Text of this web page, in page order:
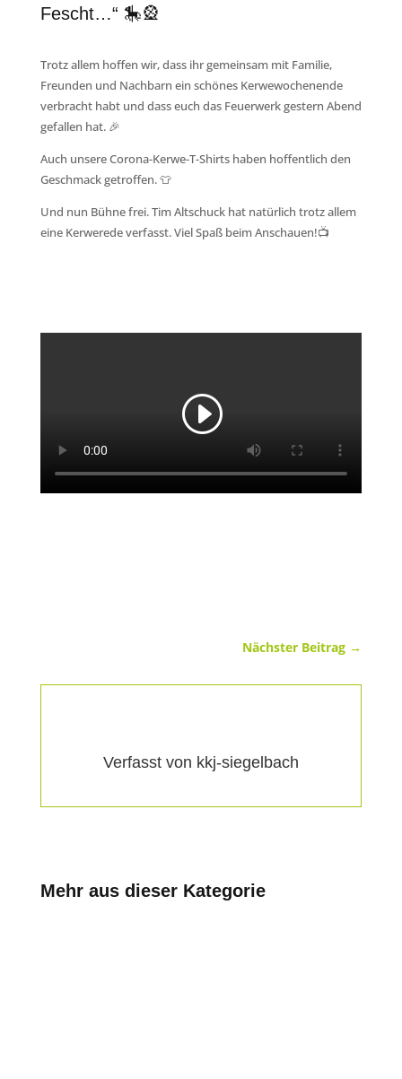
Fescht…“ 🎠🎡
Trotz allem hoffen wir, dass ihr gemeinsam mit Familie,
Freunden und Nachbarn ein schönes Kerwewochenende
verbracht habt und dass euch das Feuerwerk gestern Abend
gefallen hat. 🎉
Auch unsere Corona-Kerwe-T-Shirts haben hoffentlich den
Geschmack getroffen. 👕
Und nun Bühne frei. Tim Altschuck hat natürlich trotz allem
eine Kerwerede verfasst. Viel Spaß beim Anschauen!📺
Nächster Beitrag →
Verfasst von kkj-siegelbach
Mehr aus dieser Kategorie